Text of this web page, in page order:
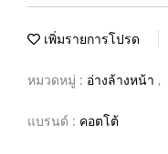
เพิ่มรายการโปรด
หมวดหมู่ : อ่างล้างหน้า ,
แบรนด์ : คอตโต้